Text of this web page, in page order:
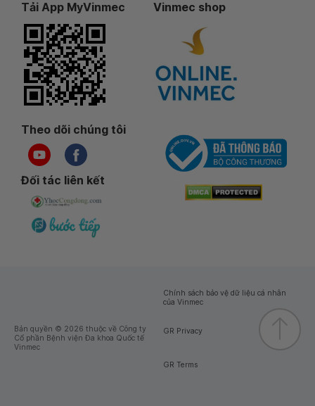
Tải App MyVinmec Vinmec shop
Theo dõi chúng tôi
Đối tác liên kết
Bản quyền © 2026 thuộc về Công ty
Cổ phần Bệnh viện Đa khoa Quốc tế
Vinmec
Chính sách bảo vệ dữ liệu cá nhân
của Vinmec
GR Privacy
GR Terms